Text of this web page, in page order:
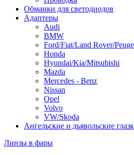
Обманки для светодиодов
Адаптеры
Audi
BMW
Ford/Fiat/Land Rover/
Honda
Hyundai/Kia/Mitsubishi
Mazda
Mercedes - Benz
Nissan
Opel
Volvo
VW/Skoda
Ангельские и дьявольские
Линзы в фары